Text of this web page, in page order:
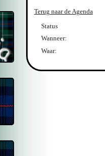
Terug naar de Agenda
Status
Wanneer:
Waar: